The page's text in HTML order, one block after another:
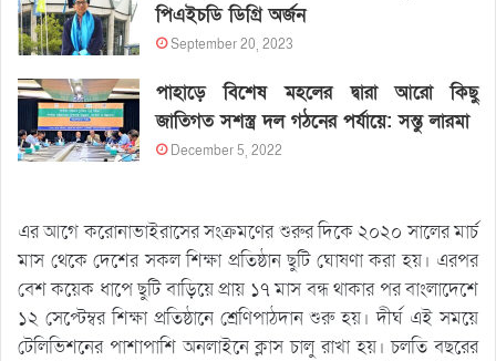
পিএইচডি ডিগ্রি অর্জন
September 20, 2023
পাহাড়ে বিশেষ মহলের দ্বারা আরো কিছু
জাতিগত সশস্ত্র দল গঠনের পর্যায়ে: সন্তু লারমা
December 5, 2022
এর আগে করোনাভাইরাসের সংক্রমণের শুরুর দিকে ২০২০ সালের মার্চ
মাস থেকে দেশের সকল শিক্ষা প্রতিষ্ঠান ছুটি ঘোষণা করা হয়। এরপর
বেশ কয়েক ধাপে ছুটি বাড়িয়ে প্রায় ১৭ মাস বন্ধ থাকার পর বাংলাদেশে
১২ সেপ্টেম্বর শিক্ষা প্রতিষ্ঠানে শ্রেণিপাঠদান শুরু হয়। দীর্ঘ এই সময়ে
টেলিভিশনের পাশাপাশি অনলাইনে ক্লাস চালু রাখা হয়। চলতি বছরের